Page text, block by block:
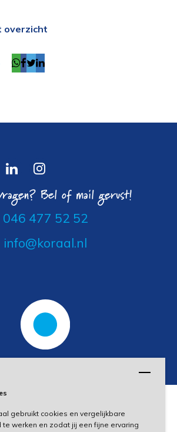
gebruikt cookies en vergelijkbare
werken en zodat jij een fijne ervaring
overzicht
Bel of mail gerust!
046 477 52 52
info@koraal.nl
Privacy